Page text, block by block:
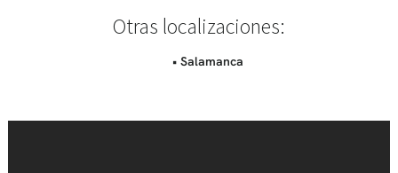
Otras localizaciones:
• Salamanca